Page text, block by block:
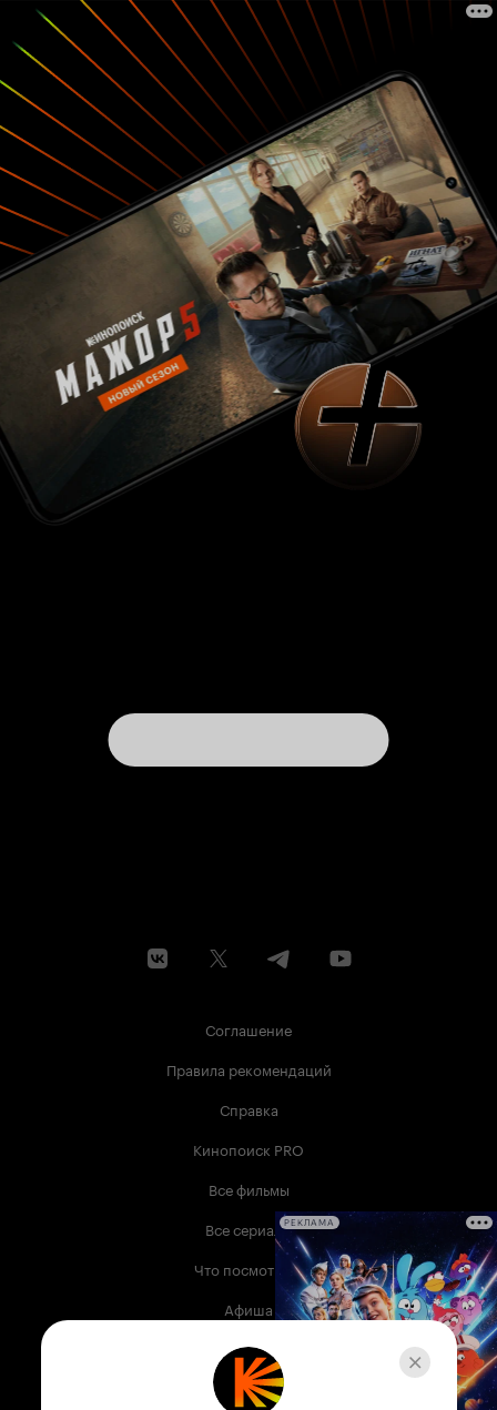
Соглашение
Правила рекомендаций
Справка
Кинопоиск PRO
Все фильмы
Все сериалы
Что посмотреть
Афиша
Музыка
Телепрограмма
РЕКЛАМА